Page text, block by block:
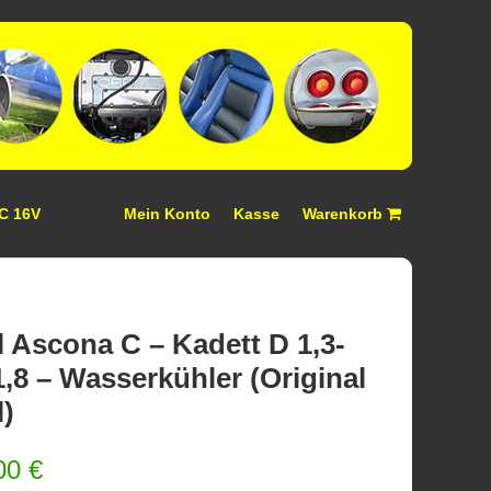
16V Mein Konto Kasse Warenkorb
Ascona C – Kadett D 1,3-
– Wasserkühler (Original
€